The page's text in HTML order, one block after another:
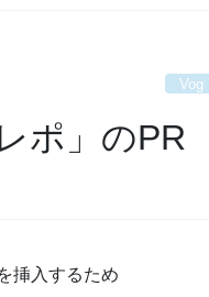
Vog
ポ」のPR
挿入するため